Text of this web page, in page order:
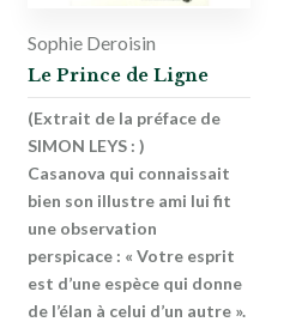
Sophie Deroisin
Le Prince de Ligne
(Extrait de la préface de
SIMON LEYS : )
Casanova qui connaissait
bien son illustre ami lui fit
une observation
perspicace : « Votre esprit
est d’une espèce qui donne
de l’élan à celui d’un autre ».